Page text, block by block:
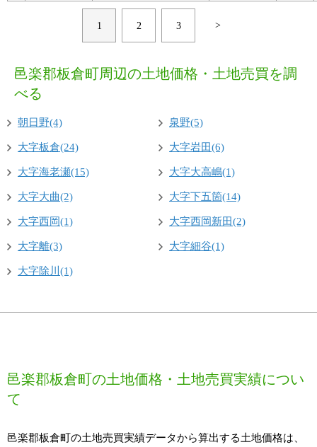
1 2 3 >
邑楽郡板倉町周辺の土地価格・土地売買を調
べる
朝日野(4) 泉野(5)
大字板倉(24) 大字岩田(6)
大字海老瀬(15) 大字大高嶋(1)
大字大曲(2) 大字下五箇(14)
大字西岡(1) 大字西岡新田(2)
大字離(3) 大字細谷(1)
大字除川(1)
邑楽郡板倉町の土地価格・土地売買実績につい
て
邑楽郡板倉町の土地売買実績データから算出する土地価格は、